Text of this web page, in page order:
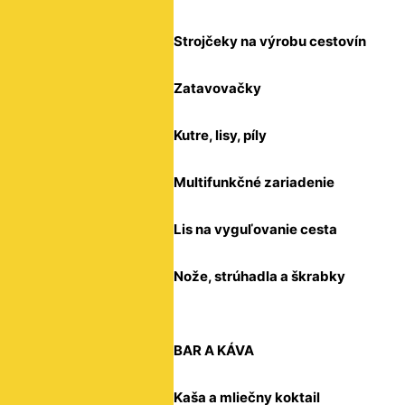
Strojčeky na výrobu cestovín
Zatavovačky
Kutre, lisy, píly
Multifunkčné zariadenie
Lis na vyguľovanie cesta
Nože, strúhadla a škrabky
BAR A KÁVA
Kaša a mliečny koktail